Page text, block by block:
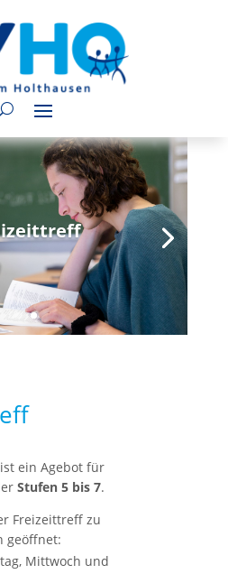
ein Agebot für
Stufen 5 bis 7.
Freizeittreff zu
geöffnet:
Mittwoch und